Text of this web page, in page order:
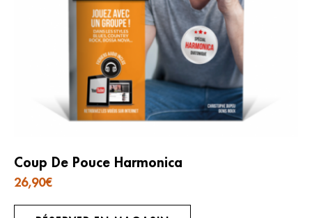
Coup De Pouce Harmonica
26,90€